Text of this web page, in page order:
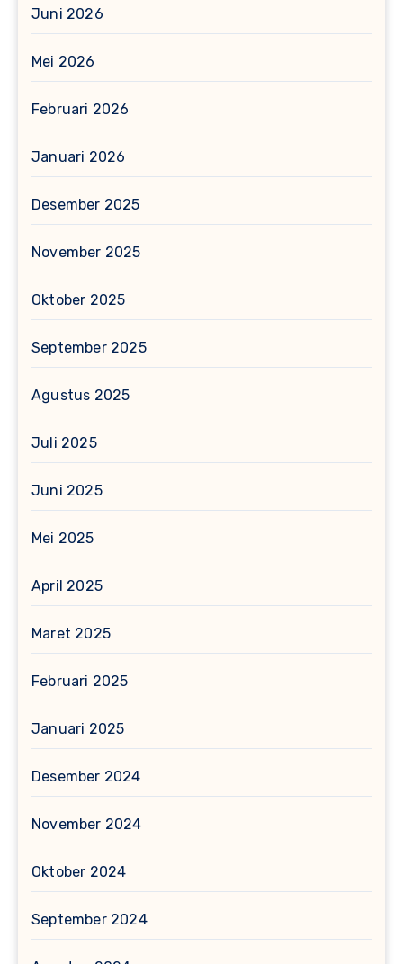
Juni 2026
Mei 2026
Februari 2026
Januari 2026
Desember 2025
November 2025
Oktober 2025
September 2025
Agustus 2025
Juli 2025
Juni 2025
Mei 2025
April 2025
Maret 2025
Februari 2025
Januari 2025
Desember 2024
November 2024
Oktober 2024
September 2024